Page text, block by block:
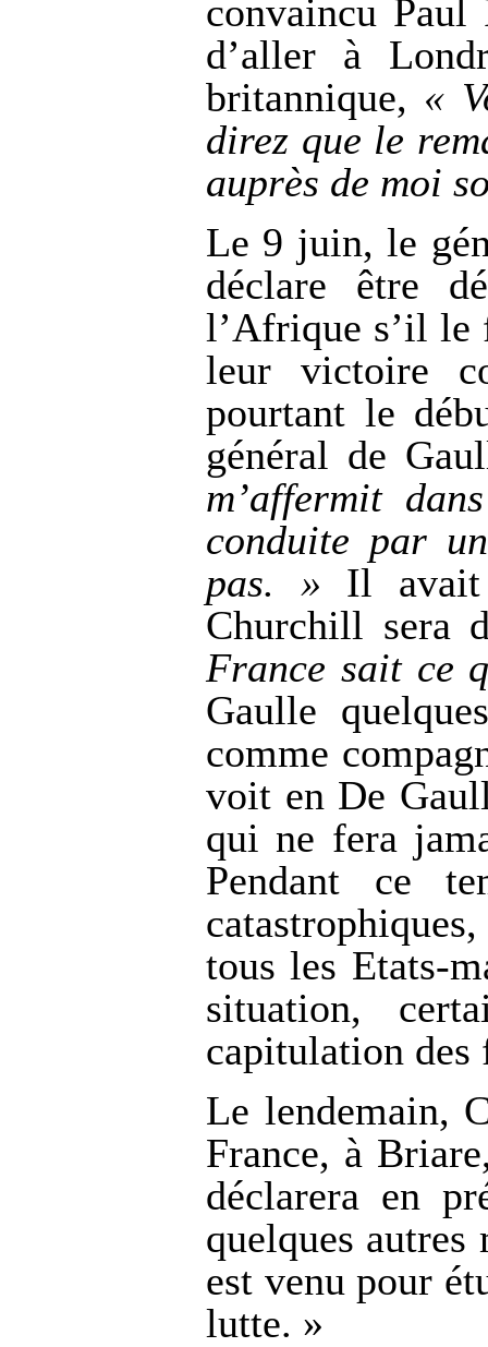
convaincu Paul
d’aller à
britannique, «
direz que le
auprès de moi
Le 9 juin, le
déclare être
l’Afrique s’il le
leur victoire
pourtant le
général de
m’affermit
conduite par
pas. » Il
Churchill sera
France sait ce
Gaulle
comme
voit en De
qui ne fera
Pendant ce
tous les Etats-
situation,
capitulation des
Le lendemain,
France, à
déclarera en
quelques
est venu pour
lutte. »